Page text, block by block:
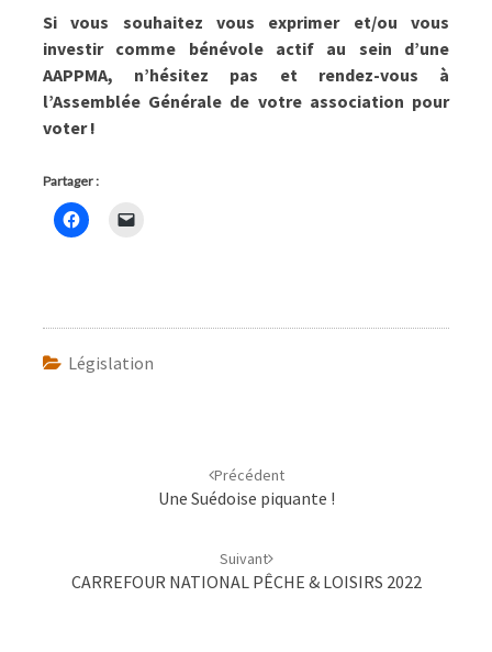
Si vous souhaitez vous exprimer et/ou vous
investir comme bénévole actif au sein d’une
AAPPMA, n’hésitez pas et rendez-vous à
l’Assemblée Générale de votre association pour
voter !
Partager :
Législation
Précédent
Une Suédoise piquante !
Suivant
CARREFOUR NATIONAL PÊCHE & LOISIRS 2022